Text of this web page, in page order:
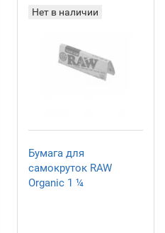
Нет в наличии
Бумага для
самокруток RAW
Organic 1 ¼